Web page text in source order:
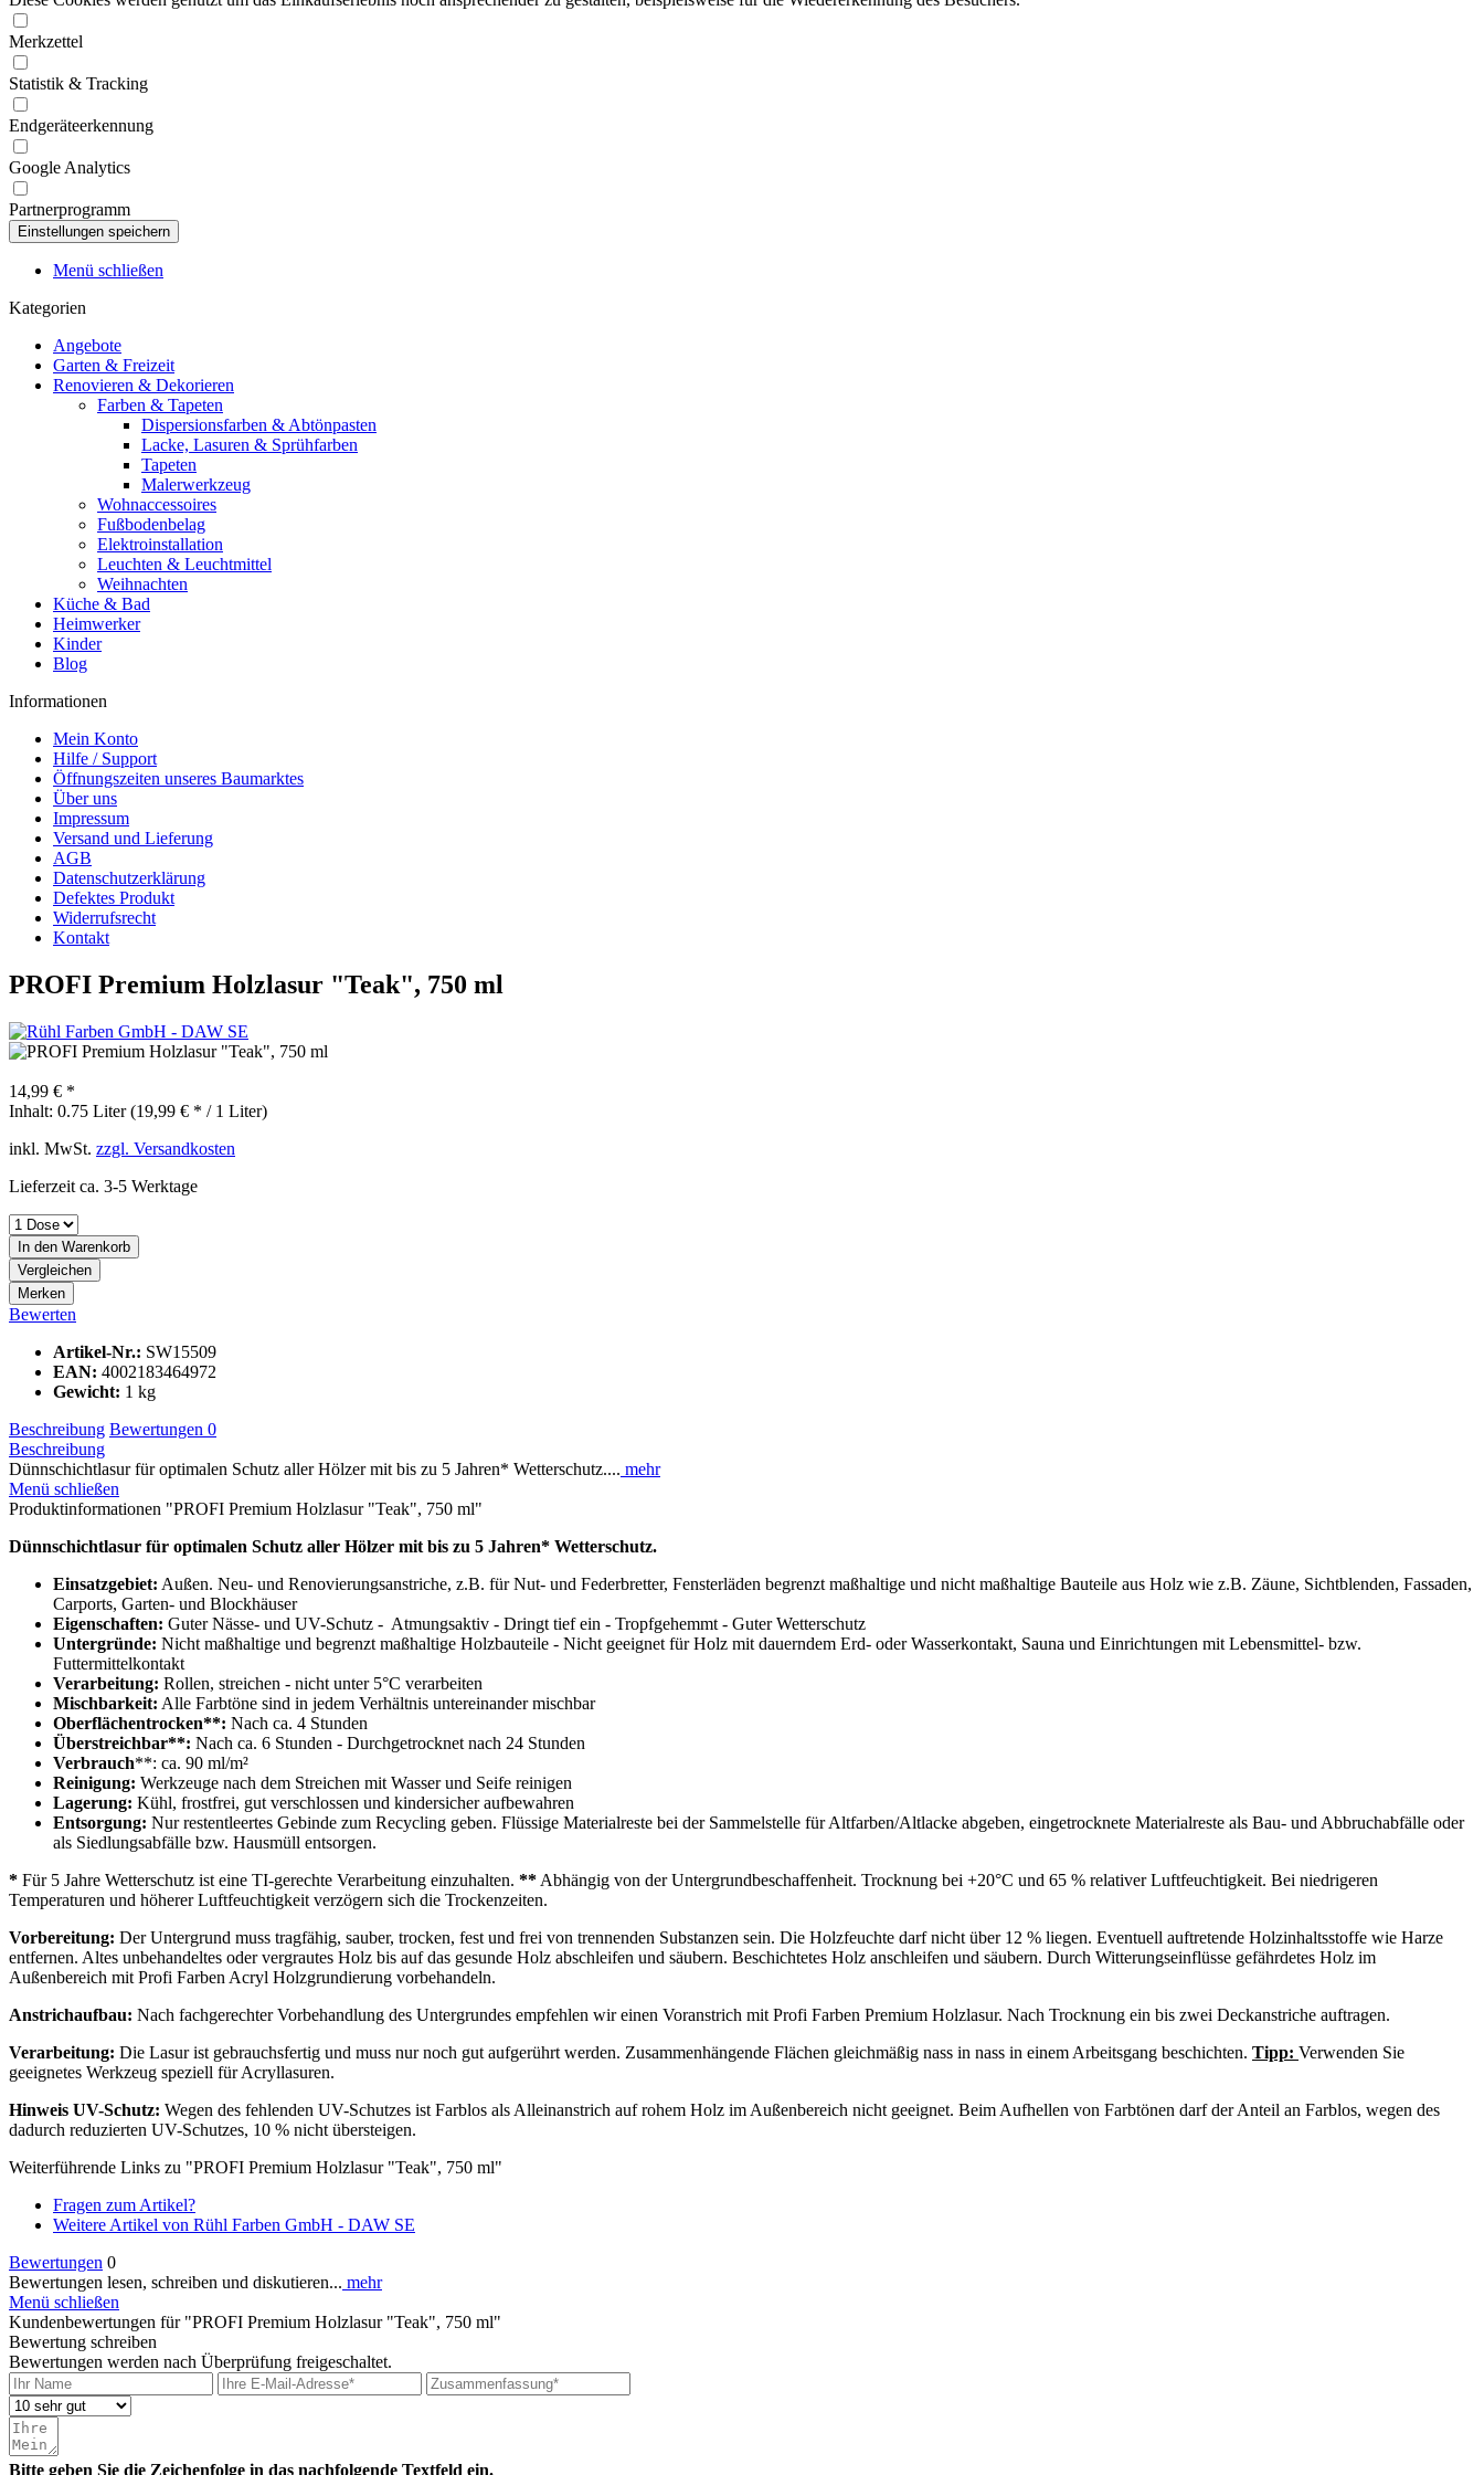
Merkzettel
Statistik & Tracking
Endgeräteerkennung
Google Analytics
Partnerprogramm
Menü schließen
Kategorien
Angebote
Garten & Freizeit
Renovieren & Dekorieren
Farben & Tapeten
Dispersionsfarben & Abtönpasten
Lacke, Lasuren & Sprühfarben
Tapeten
Malerwerkzeug
Wohnaccessoires
Fußbodenbelag
Elektroinstallation
Leuchten & Leuchtmittel
Weihnachten
Küche & Bad
Heimwerker
Kinder
Blog
Informationen
Mein Konto
Hilfe / Support
Öffnungszeiten unseres Baumarktes
Über uns
Impressum
Versand und Lieferung
AGB
Datenschutzerklärung
Defektes Produkt
Widerrufsrecht
Kontakt
PROFI Premium Holzlasur "Teak", 750 ml
14,99 € *
Inhalt: 0.75 Liter (19,99 € * / 1 Liter)
inkl. MwSt. zzgl. Versandkosten
Lieferzeit ca. 3-5 Werktage
In den Warenkorb
Vergleichen
Merken
Bewerten
Artikel-Nr.: SW15509
EAN: 4002183464972
Gewicht: 1 kg
Beschreibung Bewertungen 0
Beschreibung
Dünnschichtlasur für optimalen Schutz aller Hölzer mit bis zu 5 Jahren* Wetterschutz.... mehr
Menü schließen
Produktinformationen "PROFI Premium Holzlasur "Teak", 750 ml"
Dünnschichtlasur für optimalen Schutz aller Hölzer mit bis zu 5 Jahren* Wetterschutz.
Einsatzgebiet: Außen. Neu- und Renovierungsanstriche, z.B. für Nut- und Federbretter, Fensterläden begrenzt maßhaltige und nicht maßhaltige Bauteile aus Holz wie z.B. Zäune, Sichtblenden, Fassaden,
Carports, Garten- und Blockhäuser
Eigenschaften: Guter Nässe- und UV-Schutz - Atmungsaktiv - Dringt tief ein - Tropfgehemmt - Guter Wetterschutz
Untergründe: Nicht maßhaltige und begrenzt maßhaltige Holzbauteile - Nicht geeignet für Holz mit dauerndem Erd- oder Wasserkontakt, Sauna und Einrichtungen mit Lebensmittel- bzw.
Futtermittelkontakt
Verarbeitung: Rollen, streichen - nicht unter 5°C verarbeiten
Mischbarkeit: Alle Farbtöne sind in jedem Verhältnis untereinander mischbar
Oberflächentrocken**: Nach ca. 4 Stunden
Überstreichbar**: Nach ca. 6 Stunden - Durchgetrocknet nach 24 Stunden
Verbrauch**: ca. 90 ml/m²
Reinigung: Werkzeuge nach dem Streichen mit Wasser und Seife reinigen
Lagerung: Kühl, frostfrei, gut verschlossen und kindersicher aufbewahren
Entsorgung: Nur restentleertes Gebinde zum Recycling geben. Flüssige Materialreste bei der Sammelstelle für Altfarben/Altlacke abgeben, eingetrocknete Materialreste als Bau- und Abbruchabfälle oder
als Siedlungsabfälle bzw. Hausmüll entsorgen.
* Für 5 Jahre Wetterschutz ist eine TI-gerechte Verarbeitung einzuhalten. ** Abhängig von der Untergrundbeschaffenheit. Trocknung bei +20°C und 65 % relativer Luftfeuchtigkeit. Bei niedrigeren
Temperaturen und höherer Luftfeuchtigkeit verzögern sich die Trockenzeiten.
Vorbereitung: Der Untergrund muss tragfähig, sauber, trocken, fest und frei von trennenden Substanzen sein. Die Holzfeuchte darf nicht über 12 % liegen. Eventuell auftretende Holzinhaltsstoffe wie Harze
entfernen. Altes unbehandeltes oder vergrautes Holz bis auf das gesunde Holz abschleifen und säubern. Beschichtetes Holz anschleifen und säubern. Durch Witterungseinflüsse gefährdetes Holz im
Außenbereich mit Profi Farben Acryl Holzgrundierung vorbehandeln.
Anstrichaufbau: Nach fachgerechter Vorbehandlung des Untergrundes empfehlen wir einen Voranstrich mit Profi Farben Premium Holzlasur. Nach Trocknung ein bis zwei Deckanstriche auftragen.
Verarbeitung: Die Lasur ist gebrauchsfertig und muss nur noch gut aufgerührt werden. Zusammenhängende Flächen gleichmäßig nass in nass in einem Arbeitsgang beschichten. Tipp: Verwenden Sie
geeignetes Werkzeug speziell für Acryllasuren.
Hinweis UV-Schutz: Wegen des fehlenden UV-Schutzes ist Farblos als Alleinanstrich auf rohem Holz im Außenbereich nicht geeignet. Beim Aufhellen von Farbtönen darf der Anteil an Farblos, wegen des
dadurch reduzierten UV-Schutzes, 10 % nicht übersteigen.
Weiterführende Links zu "PROFI Premium Holzlasur "Teak", 750 ml"
Fragen zum Artikel?
Weitere Artikel von Rühl Farben GmbH - DAW SE
Bewertungen 0
Bewertungen lesen, schreiben und diskutieren... mehr
Menü schließen
Kundenbewertungen für "PROFI Premium Holzlasur "Teak", 750 ml"
Bewertung schreiben
Bewertungen werden nach Überprüfung freigeschaltet.
Bitte geben Sie die Zeichenfolge in das nachfolgende Textfeld ein.